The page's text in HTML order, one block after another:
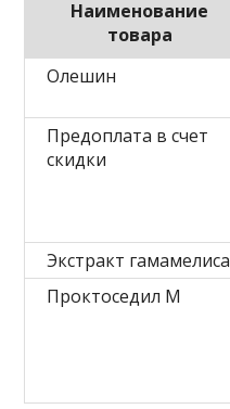
Наименование
товара
Олешин
Предоплата в счет
скидки
Экстракт гамамелиса
Проктоседил М